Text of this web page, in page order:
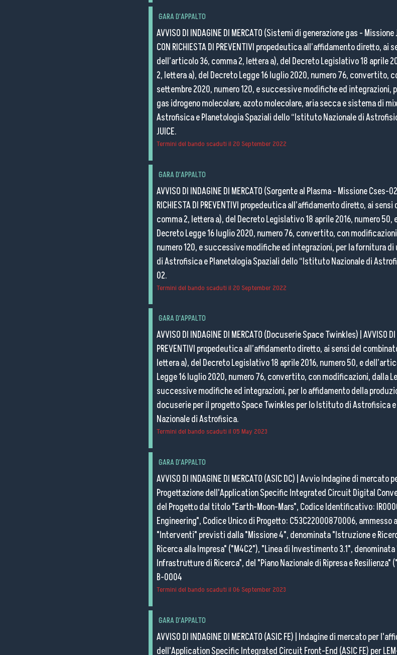
GARA D'APPALTO
AVVISO DI INDAGINE DI MERCATO (Sistemi di generazione gas - Missione
CON RICHIESTA DI PREVENTIVI propedeutica all’affidamento diretto,
dell’articolo 36, comma 2, lettera a), del Decreto Legislativo 18 aprile
2, lettera a), del Decreto Legge 16 luglio 2020, numero 76, convertito,
settembre 2020, numero 120, e successive modifiche ed integrazioni,
gas idrogeno molecolare, azoto molecolare, aria secca e sistema di
Astrofisica e Planetologia Spaziali dello “Istituto Nazionale di
JUICE.
Termini del bando scaduti il 20 September 2022
GARA D'APPALTO
AVVISO DI INDAGINE DI MERCATO (Sorgente al Plasma - Missione Cses-
RICHIESTA DI PREVENTIVI propedeutica all’affidamento diretto, ai
comma 2, lettera a), del Decreto Legislativo 18 aprile 2016, numero 50,
Decreto Legge 16 luglio 2020, numero 76, convertito, con
numero 120, e successive modifiche ed integrazioni, per la fornitura
di Astrofisica e Planetologia Spaziali dello “Istituto Nazionale di
02.
Termini del bando scaduti il 20 September 2022
GARA D'APPALTO
AVVISO DI INDAGINE DI MERCATO (Docuserie Space Twinkles) AVVISO
PREVENTIVI propedeutica all’affidamento diretto, ai sensi del
lettera a), del Decreto Legislativo 18 aprile 2016, numero 50, e
Legge 16 luglio 2020, numero 76, convertito, con modificazioni, dalla
successive modifiche ed integrazioni, per lo affidamento della
docuserie per il progetto Space Twinkles per lo Istituto di Astrofisica
Nazionale di Astrofisica.
Termini del bando scaduti il 05 May 2023
GARA D'APPALTO
AVVISO DI INDAGINE DI MERCATO (ASIC DC) Avvio Indagine di mercato
Progettazione dell'Application Specific Integrated Circuit Digital
del Progetto dal titolo "Earth-Moon-Mars", Codice Identificativo:
Engineering", Codice Unico di Progetto: C53C22000870006,
"Interventi" previsti dalla "Missione 4", denominata "Istruzione e
Ricerca alla Impresa" ("M4C2"), "Linea di Investimento 3.1",
Infrastrutture di Ricerca", del "Piano Nazionale di Ripresa e Resilienza"
B-0004
Termini del bando scaduti il 06 September 2023
GARA D'APPALTO
AVVISO DI INDAGINE DI MERCATO (ASIC FE) Indagine di mercato per
dell'Application Specific Integrated Circuit Front-End (ASIC FE) per